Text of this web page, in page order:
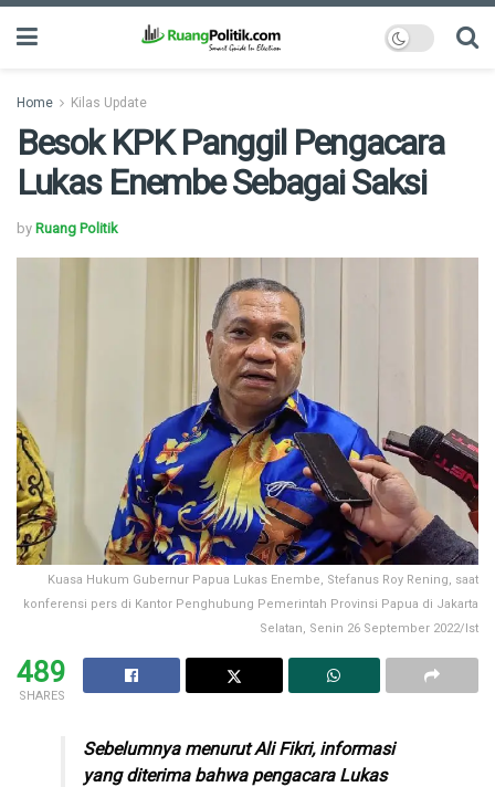
Home Kilas Update
Besok KPK Panggil Pengacara
Lukas Enembe Sebagai Saksi
by Ruang Politik
Kuasa Hukum Gubernur Papua Lukas Enembe, Stefanus Roy Rening, saat
konferensi pers di Kantor Penghubung Pemerintah Provinsi Papua di Jakarta
Selatan, Senin 26 September 2022/Ist
489
SHARES
Sebelumnya menurut Ali Fikri, informasi
yang diterima bahwa pengacara Lukas